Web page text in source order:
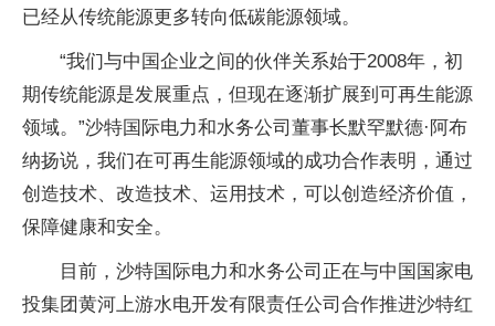
已经从传统能源更多转向低碳能源领域。
“我们与中国企业之间的伙伴关系始于2008年，初
期传统能源是发展重点，但现在逐渐扩展到可再生能源
领域。”沙特国际电力和水务公司董事长默罕默德·阿布
纳扬说，我们在可再生能源领域的成功合作表明，通过
创造技术、改造技术、运用技术，可以创造经济价值，
保障健康和安全。
目前，沙特国际电力和水务公司正在与中国国家电
投集团黄河上游水电开发有限责任公司合作推进沙特红